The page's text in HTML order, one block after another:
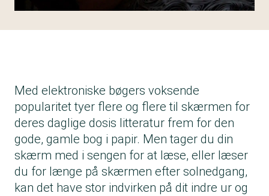
Med elektroniske bøgers voksende
popularitet tyer flere og flere til skærmen for
deres daglige dosis litteratur frem for den
gode, gamle bog i papir. Men tager du din
skærm med i sengen for at læse, eller læser
du for længe på skærmen efter solnedgang,
kan det have stor indvirken på dit indre ur og